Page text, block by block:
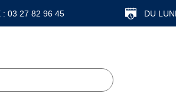
: 03 27 82 96 45 DU